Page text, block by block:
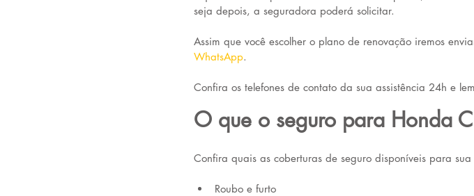
seja depois, a seguradora poderá solicitar.
Assim que você escolher o plano de renovação iremos
WhatsApp.
Confira os telefones de contato da sua assistência 24h e
O que o seguro para Honda
Confira quais as coberturas de seguro disponíveis para
Roubo e furto